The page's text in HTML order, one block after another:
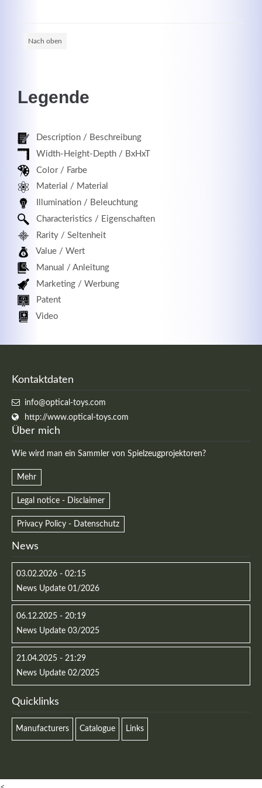
Nach oben
Legende
Description / Beschreibung
Width-Height-Depth / BxHxT
Color / Farbe
Material / Material
Illumination / Beleuchtung
Characteristics / Eigenschaften
Rarity / Seltenheit
Value / Wert
Manual / Anleitung
Marketing / Werbung
Patent
Video
Kontaktdaten
info@optical-toys.com
http://www.optical-toys.com
Über mich
Wie wird man ein Sammler von Spielzeugprojektoren?
Mehr
Legal notice - Disclaimer
Privacy Policy - Datenschutz
News
03.02.2026 - 02:15
News Update 01/2026
06.12.2025 - 20:19
News Update 03/2025
21.04.2025 - 21:29
News Update 02/2025
Quicklinks
Manufacturers Catalogue Links